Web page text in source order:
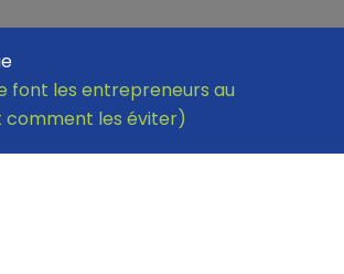
font les entrepreneurs au
les éviter)